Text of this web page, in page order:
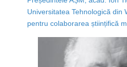
Universitatea Tehnologică din
pentru colaborarea științifică